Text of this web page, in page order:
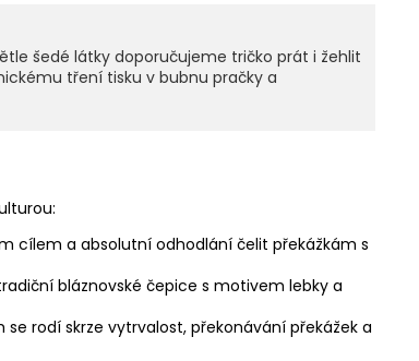
šedé látky doporučujeme tričko prát i žehlit
tření tisku v bubnu pračky a
cílem a absolutní odhodlání čelit překážkám s
bláznovské čepice s motivem lebky a
rodí skrze vytrvalost, překonávání překážek a